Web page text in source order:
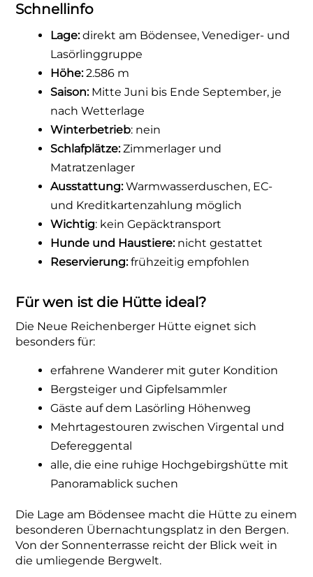
Schnellinfo
Lage:direkt am Bödensee, Venediger- und
Lasörlinggruppe
Höhe:2.586 m
Saison:Mitte Juni bis Ende September, je
nach Wetterlage
Winterbetrieb: nein
Schlafplätze:Zimmerlager und
Matratzenlager
Ausstattung:Warmwasserduschen, EC-
und Kreditkartenzahlung möglich
Wichtig: kein Gepäcktransport
Hunde und Haustiere:nicht gestattet
Reservierung:frühzeitig empfohlen
Für wen ist die Hütte ideal?
Die Neue Reichenberger Hütte eignet sich
besonders für:
erfahrene Wanderer mit guter Kondition
Bergsteiger und Gipfelsammler
Gäste auf dem Lasörling Höhenweg
Mehrtagestouren zwischen Virgental und
Defereggental
alle, die eine ruhige Hochgebirgshütte mit
Panoramablick suchen
Die Lage am Bödensee macht die Hütte zu einem
besonderen Übernachtungsplatz in den Bergen.
Von der Sonnenterrasse reicht der Blick weit in
die umliegende Bergwelt.